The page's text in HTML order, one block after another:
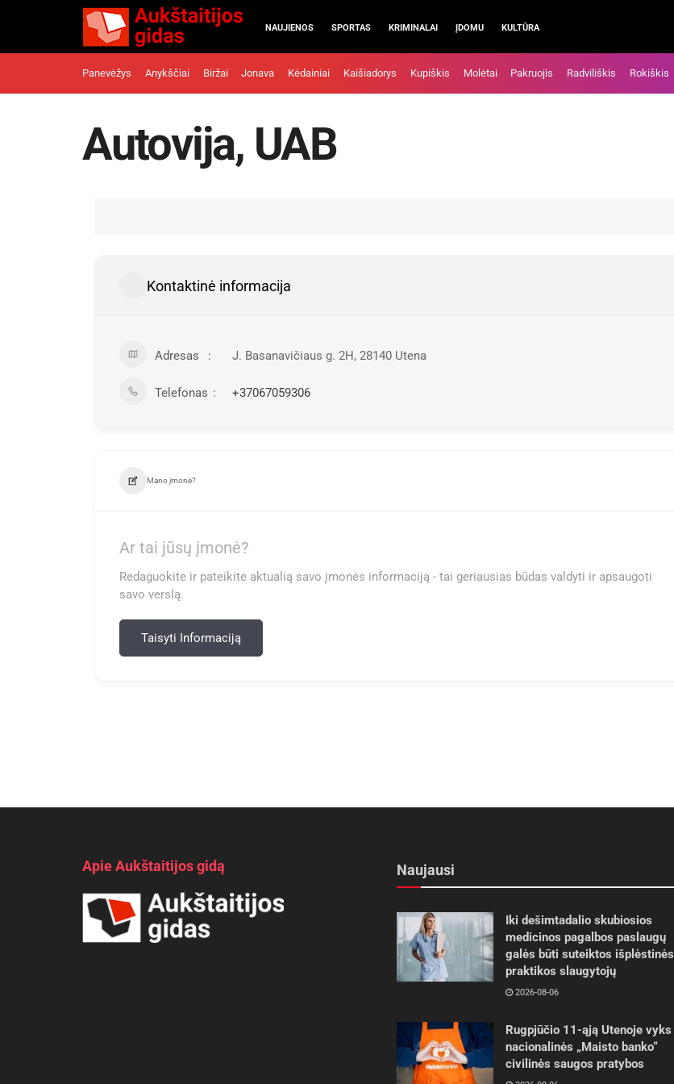
NAUJIENOS SPORTAS KRIMINALAI ĮDOMU KULTŪRA
Panevėžys Anykščiai Biržai Jonava Kėdainiai Kaišiadorys Kupiškis Molėtai Pakruojis Radviliškis Rokiškis
Autovija, UAB
Kontaktinė informacija
Adresas J. Basanavičiaus g. 2H, 28140 Utena
Telefonas +37067059306
Mano įmonė?
Ar tai jūsų įmonė?
Redaguokite ir pateikite aktualią savo įmonės informaciją - tai geriausias būdas valdyti ir apsaugoti
savo verslą.
Taisyti Informaciją
Apie Aukštaitijos gidą Naujausi
Iki dešimtadalio skubiosios
medicinos pagalbos paslaugų
galės būti suteiktos išplėstinės
praktikos slaugytojų
2026-08-06
Rugpjūčio 11-ąją Utenoje vyks
nacionalinės „Maisto banko“
civilinės saugos pratybos